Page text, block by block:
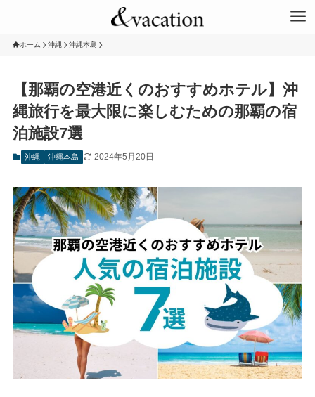
ホーム 沖縄 沖縄本島
【那覇の空港近くのおすすめホテル】沖
縄旅行を最大限に楽しむための那覇の宿
泊施設7選
沖縄 沖縄本島 2024年5月20日